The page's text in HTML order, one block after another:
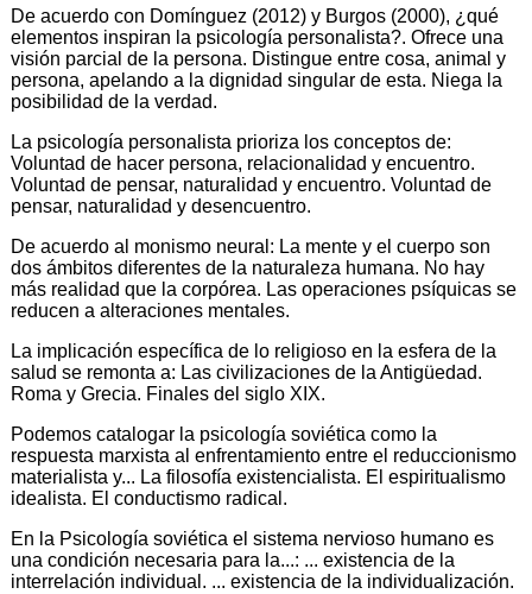
De acuerdo con Domínguez (2012) y Burgos (2000), ¿qué
elementos inspiran la psicología personalista?. Ofrece una
visión parcial de la persona. Distingue entre cosa, animal y
persona, apelando a la dignidad singular de esta. Niega la
posibilidad de la verdad.
La psicología personalista prioriza los conceptos de:
Voluntad de hacer persona, relacionalidad y encuentro.
Voluntad de pensar, naturalidad y encuentro. Voluntad de
pensar, naturalidad y desencuentro.
De acuerdo al monismo neural: La mente y el cuerpo son
dos ámbitos diferentes de la naturaleza humana. No hay
más realidad que la corpórea. Las operaciones psíquicas se
reducen a alteraciones mentales.
La implicación específica de lo religioso en la esfera de la
salud se remonta a: Las civilizaciones de la Antigüedad.
Roma y Grecia. Finales del siglo XIX.
Podemos catalogar la psicología soviética como la
respuesta marxista al enfrentamiento entre el reduccionismo
materialista y... La filosofía existencialista. El espiritualismo
idealista. El conductismo radical.
En la Psicología soviética el sistema nervioso humano es
una condición necesaria para la...: ... existencia de la
interrelación individual. ... existencia de la individualización.